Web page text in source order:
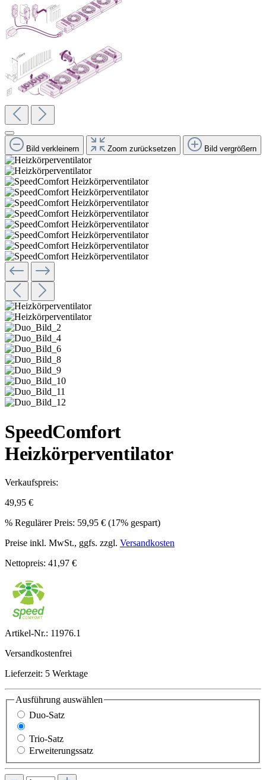
Bild verkleinern Zoom zurücksetzen Bild vergrößern
SpeedComfort
Heizkörperventilator
Verkaufspreis:
49,95 €
% Regulärer Preis: 59,95 € (17% gespart)
Preise inkl. MwSt., ggfs. zzgl. Versandkosten
Nettopreis: 41,97 €
Artikel-Nr.: 11976.1
Versandkostenfrei
Lieferzeit: 5 Werktage
Ausführung auswählen
Duo-Satz
Trio-Satz
Erweiterungssatz